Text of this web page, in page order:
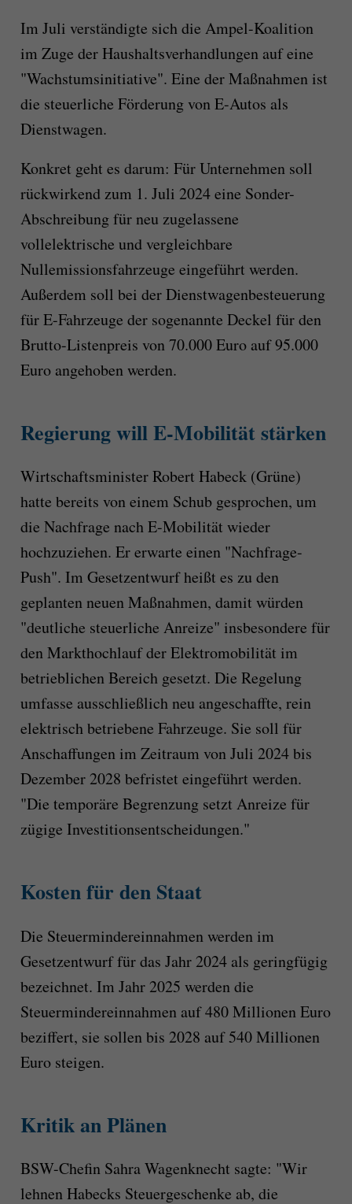
Im Juli verständigte sich die Ampel-Koalition
im Zuge der Haushaltsverhandlungen auf eine
"Wachstumsinitiative". Eine der Maßnahmen ist
die steuerliche Förderung von E-Autos als
Dienstwagen.
Konkret geht es darum: Für Unternehmen soll
rückwirkend zum 1. Juli 2024 eine Sonder-
Abschreibung für neu zugelassene
vollelektrische und vergleichbare
Nullemissionsfahrzeuge eingeführt werden.
Außerdem soll bei der Dienstwagenbesteuerung
für E-Fahrzeuge der sogenannte Deckel für den
Brutto-Listenpreis von 70.000 Euro auf 95.000
Euro angehoben werden.
Regierung will E-Mobilität stärken
Wirtschaftsminister Robert Habeck (Grüne)
hatte bereits von einem Schub gesprochen, um
die Nachfrage nach E-Mobilität wieder
hochzuziehen. Er erwarte einen "Nachfrage-
Push". Im Gesetzentwurf heißt es zu den
geplanten neuen Maßnahmen, damit würden
"deutliche steuerliche Anreize" insbesondere für
den Markthochlauf der Elektromobilität im
betrieblichen Bereich gesetzt. Die Regelung
umfasse ausschließlich neu angeschaffte, rein
elektrisch betriebene Fahrzeuge. Sie soll für
Anschaffungen im Zeitraum von Juli 2024 bis
Dezember 2028 befristet eingeführt werden.
"Die temporäre Begrenzung setzt Anreize für
zügige Investitionsentscheidungen."
Kosten für den Staat
Die Steuermindereinnahmen werden im
Gesetzentwurf für das Jahr 2024 als geringfügig
bezeichnet. Im Jahr 2025 werden die
Steuermindereinnahmen auf 480 Millionen Euro
beziffert, sie sollen bis 2028 auf 540 Millionen
Euro steigen.
Kritik an Plänen
BSW-Chefin Sahra Wagenknecht sagte: "Wir
lehnen Habecks Steuergeschenke ab, die